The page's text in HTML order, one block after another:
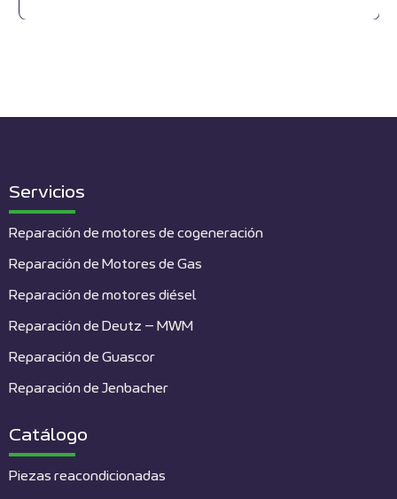
Servicios
Reparación de motores de cogeneración
Reparación de Motores de Gas
Reparación de motores diésel
Reparación de Deutz – MWM
Reparación de Guascor
Reparación de Jenbacher
Catálogo
Piezas reacondicionadas